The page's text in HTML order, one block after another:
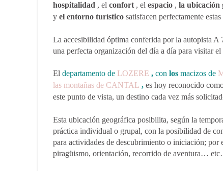
hospitalidad , el confort , el espacio , la ubicación
y el entorno turístico satisfacen perfectamente
La accesibilidad óptima conferida por la autopista
una perfecta organización del día a día para visitar el
El departamento de LOZERE , con los macizos de
las montañas de CANTAL , es hoy reconocido
este punto de vista, un destino cada vez más
Esta ubicación geográfica posibilita, según la
práctica individual o grupal, con la posibilidad de
para actividades de descubrimiento o iniciación; por
piragüismo, orientación, recorrido de aventura…